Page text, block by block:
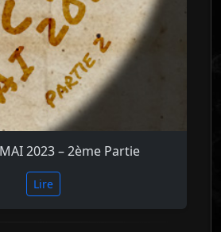
2023 – 2ème Partie
Lire